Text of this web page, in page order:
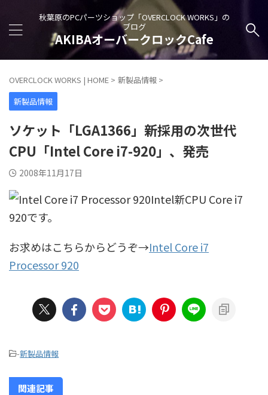
秋葉原のPCパーツショップ「OVERCLOCK WORKS」の
ブログ
AKIBAオーバークロックCafe
OVERCLOCK WORKS | HOME > 新製品情報 >
新製品情報
ソケット「LGA1366」新採用の次世代
CPU「Intel Core i7-920」、発売
2008年11月17日
Intel新CPU Core i7
920です。
お求めはこちらからどうぞ→Intel Core i7
Processor 920
-新製品情報
関連記事